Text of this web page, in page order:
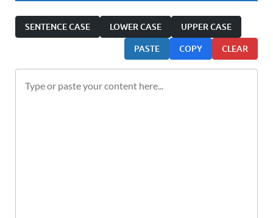
SENTENCE CASE LOWER CASE UPPER CASE
PASTE COPY CLEAR